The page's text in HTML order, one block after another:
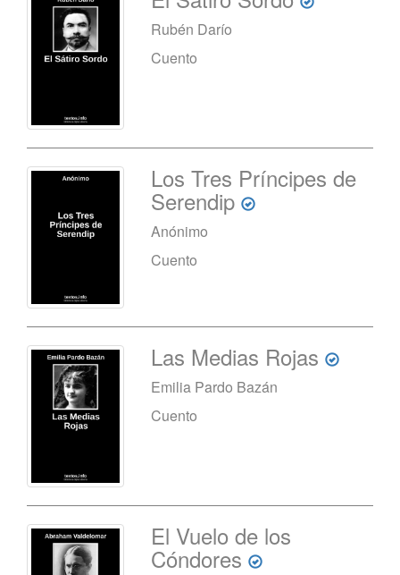
Rubén Darío
Cuento
Los Tres Príncipes de
Serendip
Anónimo
Cuento
Las Medias Rojas
Emilia Pardo Bazán
Cuento
El Vuelo de los
Cóndores